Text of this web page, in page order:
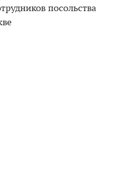
посольства